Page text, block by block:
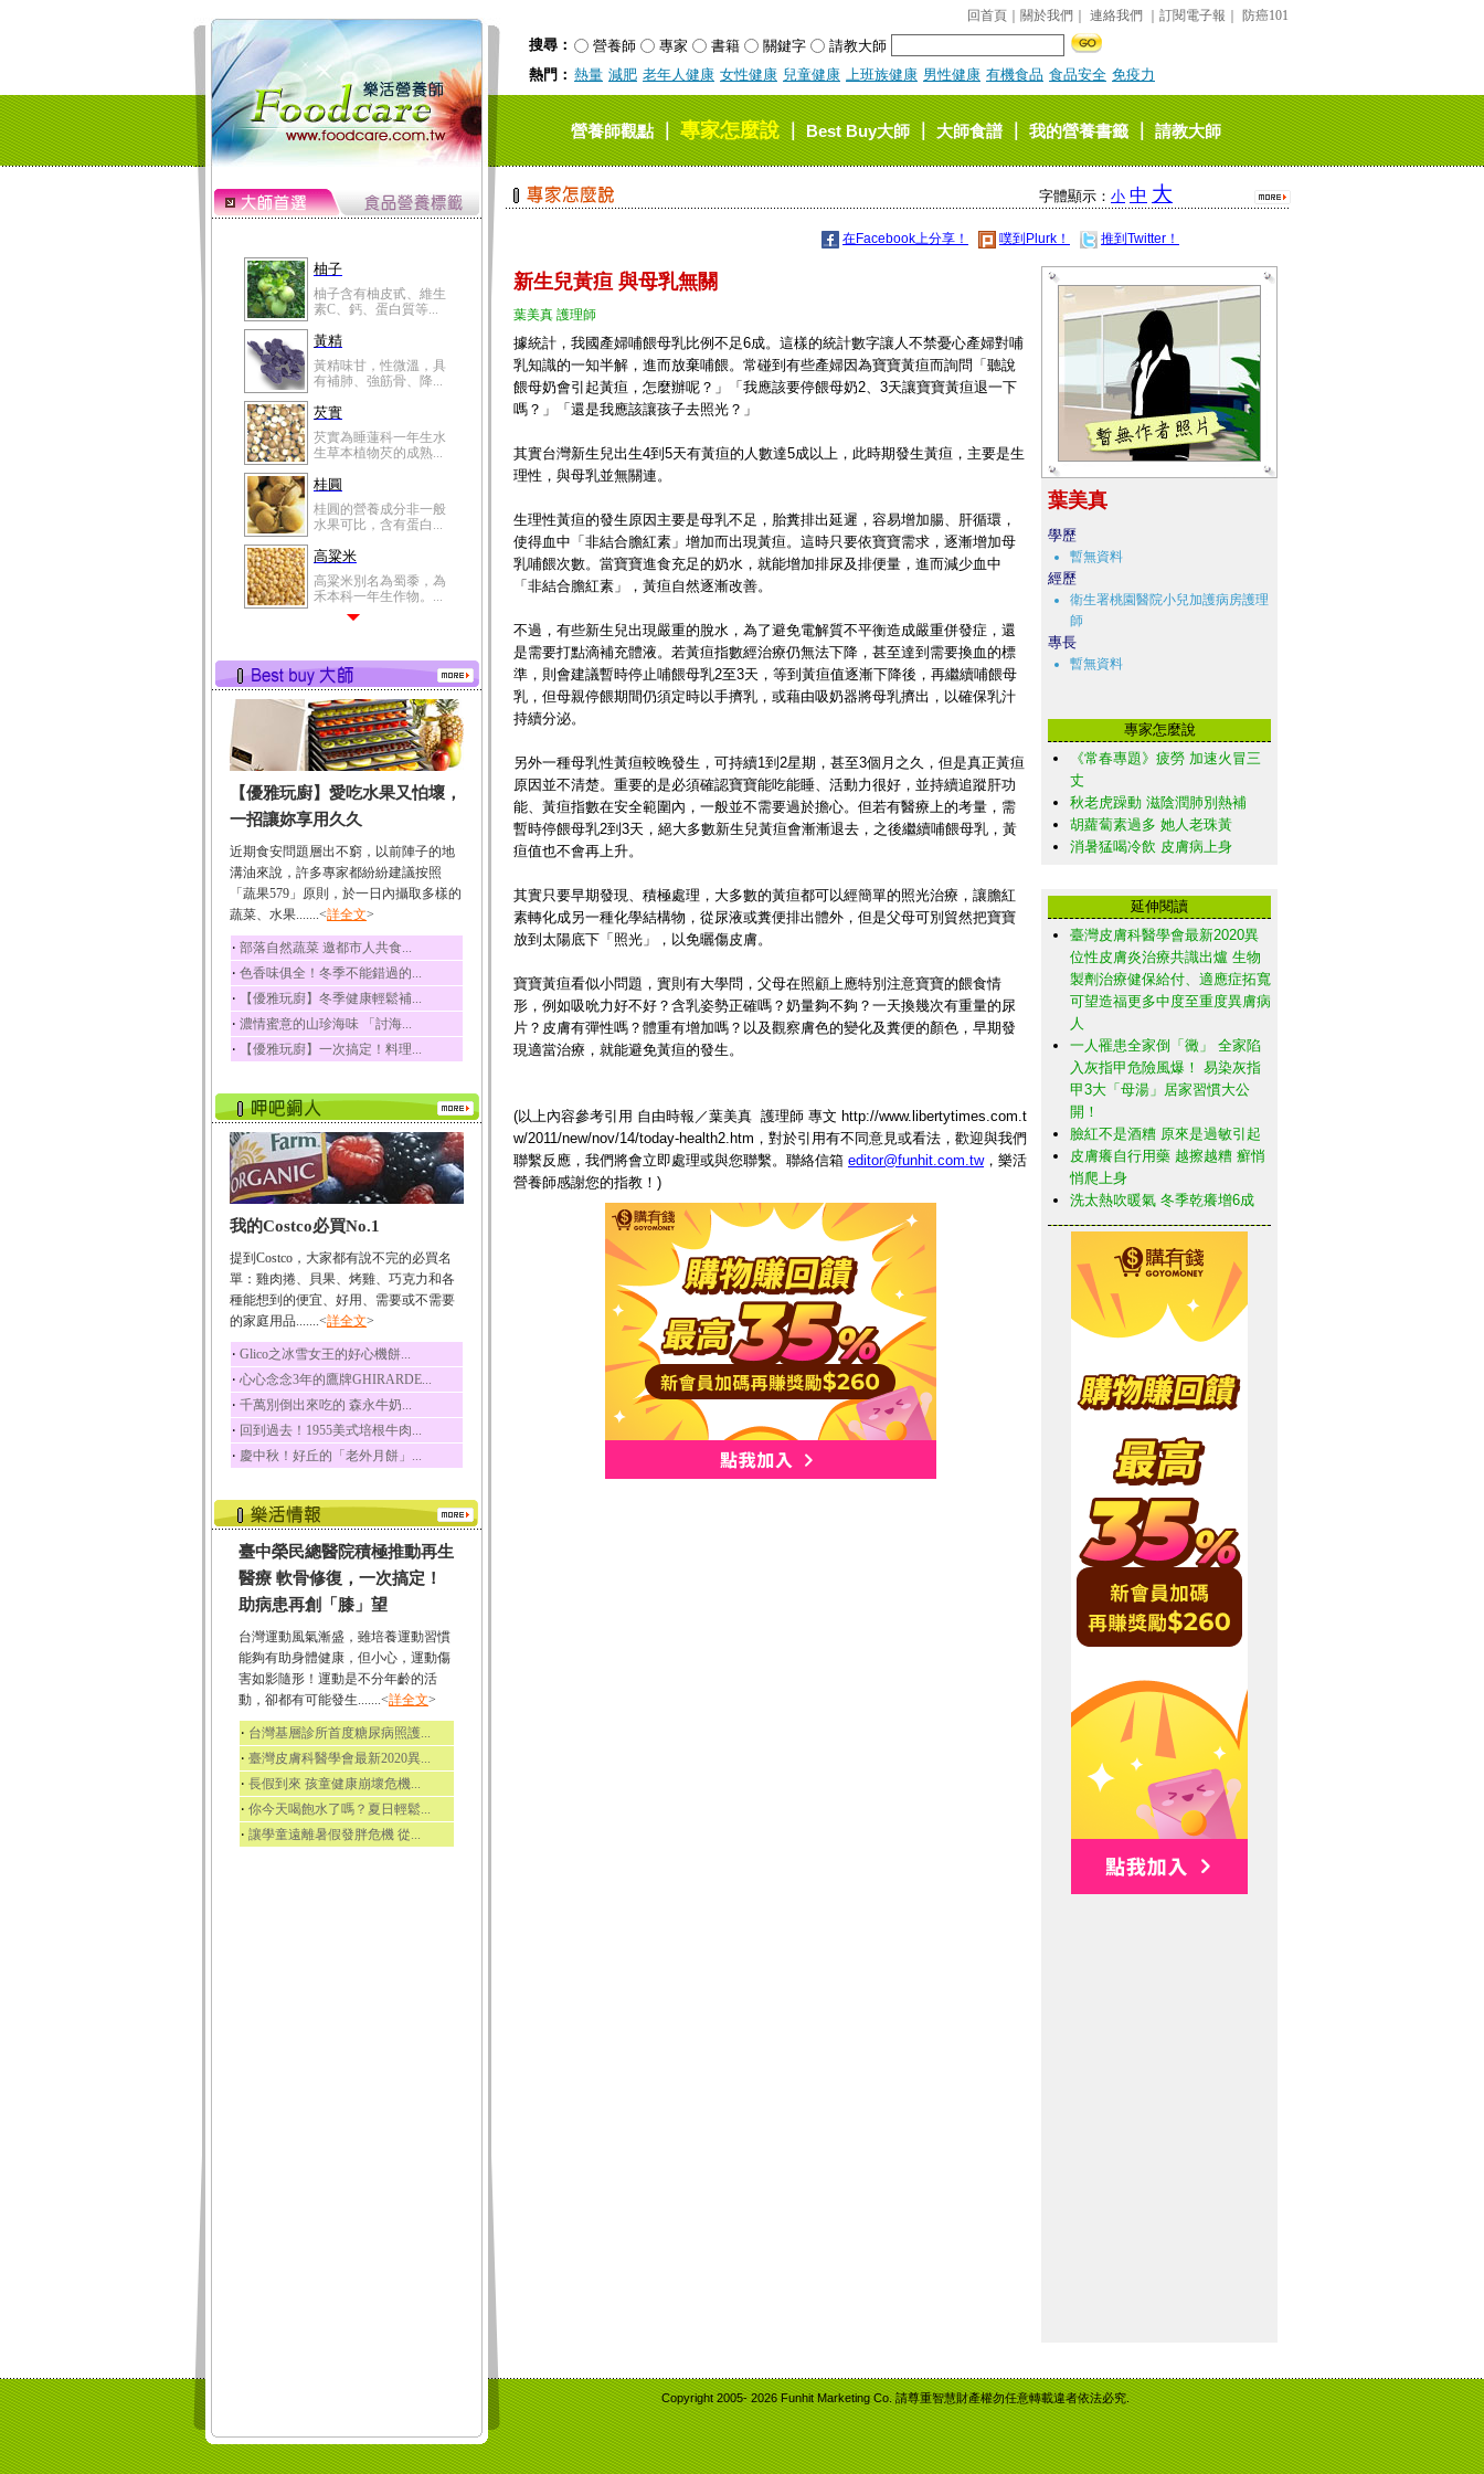
回首頁 關於我們 連絡我們 訂閱電子報 防癌101
搜尋： 營養師 專家 書籍 關鍵字
請教大師
熱門： 熱量 減肥 老年人健康 女性健康 兒童健康 上班族健康 男性健康 有機食品 食品安全 免疫力
營養師觀點｜專家怎麼說｜Best Buy大師｜大師食譜｜我的營養書籤｜請教大師
柚子
柚子含有柚皮甙、維生
素C、鈣、蛋白質等...
黃精
黃精味甘，性微溫，具
有補肺、強筋骨、降...
芡實
芡實為睡蓮科一年生水
生草本植物芡的成熟...
桂圓
桂圓的營養成分非一般
水果可比，含有蛋白...
高粱米
高粱米別名為蜀黍，為
禾本科一年生作物。...
有蛋白質、脂肪、磷...
鮪魚
鮪魚肚肉中的不飽和脂
肪酸內富含EPA和DH...
韭菜
韭菜所含的膳食纖維能
幫助消化與通便；揮...
冬瓜
冬瓜營養價值高，鈉含
量極低是水腫病人的...
豆豉
豆豉裡頭含有營養的蛋
白質、脂肪、鈣、磷...
榛果
榛果裡所含的營養素有
蛋白質、脂肪、醣類...
迷迭香
酸、迷迭香酸、植物...
咖啡
咖啡中的咖啡因會刺激
中樞神經系統，特別...
椰子
椰子含有糖類、脂肪、
荔枝
荔枝性質溫和所含的營
養素有醣類、檸檬酸...
五味子
五味子性質溫熱所含營
養成分有揮發油、檸...
草魚
草魚含有維生素A、維生
素C、及豐富的蛋白...
【優雅玩廚】愛吃水果又怕壞，
一招讓妳享用久久
近期食安問題層出不窮，以前陣子的地
溝油來說，許多專家都紛紛建議按照
「蔬果579」原則，於一日內攝取多樣的
蔬菜、水果.......<詳全文>
‧ 部落自然蔬菜 邀都市人共食...
‧ 色香味俱全！冬季不能錯過的...
‧ 【優雅玩廚】冬季健康輕鬆補...
‧ 濃情蜜意的山珍海味 「討海...
‧ 【優雅玩廚】一次搞定！料理...
我的Costco必買No.1
提到Costco，大家都有說不完的必買名
單：雞肉捲、貝果、烤雞、巧克力和各
種能想到的便宜、好用、需要或不需要
的家庭用品.......<詳全文>
‧ Glico之冰雪女王的好心機餅...
‧ 心心念念3年的鷹牌GHIRARDE...
‧ 千萬別倒出來吃的 森永牛奶...
‧ 回到過去！1955美式培根牛肉...
‧ 慶中秋！好丘的「老外月餅」...
臺中榮民總醫院積極推動再生
醫療 軟骨修復，一次搞定！
助病患再創「膝」望
台灣運動風氣漸盛，雖培養運動習慣
能夠有助身體健康，但小心，運動傷
害如影隨形！運動是不分年齡的活
動，卻都有可能發生.......<詳全文>
‧ 台灣基層診所首度糖尿病照護...
‧ 臺灣皮膚科醫學會最新2020異...
‧ 長假到來 孩童健康崩壞危機...
‧ 你今天喝飽水了嗎？夏日輕鬆...
‧ 讓學童遠離暑假發胖危機 從...
字體顯示： 小 中 大
在Facebook上分享！ 噗到Plurk！ 推到Twitter！
新生兒黃疸 與母乳無關
葉美真 護理師
據統計，我國產婦哺餵母乳比例不足6成。這樣的統計數字讓人不禁憂心產婦對哺
乳知識的一知半解，進而放棄哺餵。常碰到有些產婦因為寶寶黃疸而詢問「聽說
餵母奶會引起黃疸，怎麼辦呢？」「我應該要停餵母奶2、3天讓寶寶黃疸退一下
嗎？」「還是我應該讓孩子去照光？」
其實台灣新生兒出生4到5天有黃疸的人數達5成以上，此時期發生黃疸，主要是生
理性，與母乳並無關連。
生理性黃疸的發生原因主要是母乳不足，胎糞排出延遲，容易增加腸、肝循環，
使得血中「非結合膽紅素」增加而出現黃疸。這時只要依寶寶需求，逐漸增加母
乳哺餵次數。當寶寶進食充足的奶水，就能增加排尿及排便量，進而減少血中
「非結合膽紅素」，黃疸自然逐漸改善。
不過，有些新生兒出現嚴重的脫水，為了避免電解質不平衡造成嚴重併發症，還
是需要打點滴補充體液。若黃疸指數經治療仍無法下降，甚至達到需要換血的標
準，則會建議暫時停止哺餵母乳2至3天，等到黃疸值逐漸下降後，再繼續哺餵母
乳，但母親停餵期間仍須定時以手擠乳，或藉由吸奶器將母乳擠出，以確保乳汁
持續分泌。
另外一種母乳性黃疸較晚發生，可持續1到2星期，甚至3個月之久，但是真正黃疸
原因並不清楚。重要的是必須確認寶寶能吃能睡、活動力很好，並持續追蹤肝功
能、黃疸指數在安全範圍內，一般並不需要過於擔心。但若有醫療上的考量，需
暫時停餵母乳2到3天，絕大多數新生兒黃疸會漸漸退去，之後繼續哺餵母乳，黃
疸值也不會再上升。
其實只要早期發現、積極處理，大多數的黃疸都可以經簡單的照光治療，讓膽紅
素轉化成另一種化學結構物，從尿液或糞便排出體外，但是父母可別貿然把寶寶
放到太陽底下「照光」，以免曬傷皮膚。
寶寶黃疸看似小問題，實則有大學問，父母在照顧上應特別注意寶寶的餵食情
形，例如吸吮力好不好？含乳姿勢正確嗎？奶量夠不夠？一天換幾次有重量的尿
片？皮膚有彈性嗎？體重有增加嗎？以及觀察膚色的變化及糞便的顏色，早期發
現適當治療，就能避免黃疸的發生。
(以上內容參考引用 自由時報／葉美真 護理師 專文 http://www.libertytimes.com.t
w/2011/new/nov/14/today-health2.htm，對於引用有不同意見或看法，歡迎與我們
聯繫反應，我們將會立即處理或與您聯繫。聯絡信箱 editor@funhit.com.tw，樂活
營養師感謝您的指教！)
葉美真
學歷
暫無資料
經歷
衛生署桃園醫院小兒加護病房護理
師
專長
暫無資料
專家怎麼說
《常春專題》疲勞 加速火冒三
丈
秋老虎躁動 滋陰潤肺別熱補
胡蘿蔔素過多 她人老珠黃
消暑猛喝冷飲 皮膚病上身
延伸閱讀
臺灣皮膚科醫學會最新2020異
位性皮膚炎治療共識出爐 生物
製劑治療健保給付、適應症拓寬
可望造福更多中度至重度異膚病
人
一人罹患全家倒「黴」 全家陷
入灰指甲危險風爆！ 易染灰指
甲3大「母湯」居家習慣大公
開！
臉紅不是酒糟 原來是過敏引起
皮膚癢自行用藥 越擦越糟 癬悄
悄爬上身
洗太熱吹暖氣 冬季乾癢增6成
Copyright 2005-2026 Funhit Marketing Co. 請尊重智慧財產權勿任意轉載違者依法必究.